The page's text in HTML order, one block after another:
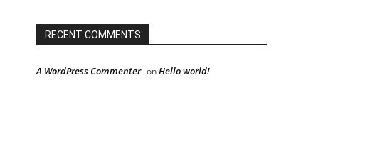
RECENT COMMENTS
A WordPress Commenter onHello world!